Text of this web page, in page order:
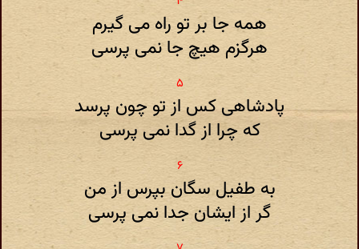
همه جا بر تو راه می گیرم
هرگزم هیچ جا نمی پرسی
پادشاهی کس از تو چون پرسد
که چرا از گدا نمی پرسی
به طفیل سگان بپرس از من
گر از ایشان جدا نمی پرسی